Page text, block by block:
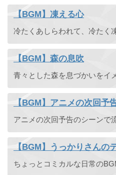
【BGM】凍える心
【BGM】森の息吹
【BGM】アニメの次回予
【BGM】うっかりさんの
ちょっとコミカルな日常の